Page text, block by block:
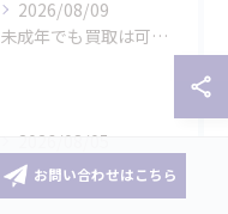
2026/08/09
未成年でも買取は可能？
2026/08/05
保証書（ギャランティカード）なしのブランド品は買取できない？
お問い合わせはこちら